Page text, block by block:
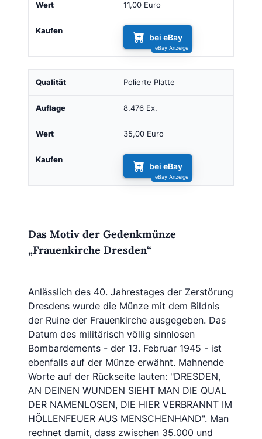
11,00 Euro
bei eBay
Polierte Platte
8.476 Ex.
35,00 Euro
bei eBay
Das Motiv der Gedenkmünze
„Frauenkirche Dresden“
Anlässlich des 40. Jahrestages der Zerstörung
Dresdens wurde die Münze mit dem Bildnis
der Ruine der Frauenkirche ausgegeben. Das
Datum des militärisch völlig sinnlosen
Bombardements - der 13. Februar 1945 - ist
ebenfalls auf der Münze erwähnt. Mahnende
Worte auf der Rückseite lauten: "DRESDEN,
AN DEINEN WUNDEN SIEHT MAN DIE QUAL
DER NAMENLOSEN, DIE HIER VERBRANNT IM
HÖLLENFEUER AUS MENSCHENHAND". Man
rechnet damit, dass zwischen 35.000 und